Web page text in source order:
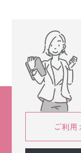
ご利用